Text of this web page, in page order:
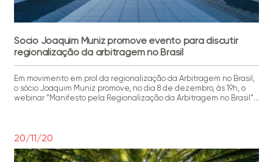
Sócio Joaquim Muniz promove evento para discutir
regionalização da arbitragem no Brasil
Em movimento em prol da regionalização da Arbitragem no Brasil,
o sócio Joaquim Muniz promove, no dia 8 de dezembro, às 19h, o
webinar “Manifesto pela Regionalização da Arbitragem no Brasil”.
20/11/20